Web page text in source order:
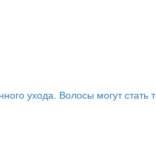
ухода. Волосы могут стать